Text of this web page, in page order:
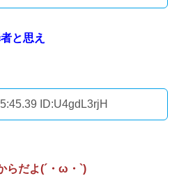
と思え
ID:U4gdL3rjH
らだよ(´・ω・`)